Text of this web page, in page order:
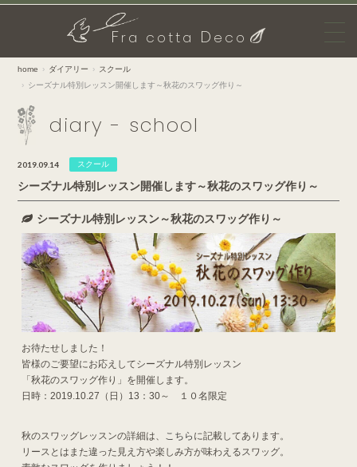
Fra cotta D eco
home ダイアリー
スクール
シーズナル特別レッスン開催します～秋花のスワッグ作り～
diary - school
2019.09.14 スクール
シーズナル特別レッスン開催します～秋花のスワッグ作り～
シーズナル特別レッスン～秋花のスワッグ作り～
お待たせしました！
皆様のご要望にお応えしてシーズナル特別レッスン
「秋花のスワッグ作り」を開催します。
日時：2019.10.27（日）13：30～ １０名限定
秋のスワッグレッスンの詳細は、 こちら に記載してあります。
リースとはまた違った見え方や楽しみ方が味わえるスワッグ。